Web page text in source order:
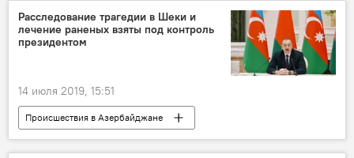
Происшествия
ЖИЗНЬ
Шеки
раненые
Имена
Расследование трагедии в Шеки и
лечение раненых взяты под контроль
президентом
14 июля 2019, 15:51
Происшествия в Азербайджане
Азербайджан
Новости